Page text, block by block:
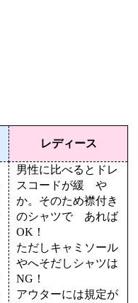
レディース
男性に比べるとドレ
スコードが緩 や
か。そのため襟付き
のシャツで あれば
OK！
ただしキャミソール
やへそだしシャツは
NG！
アウターには規定が